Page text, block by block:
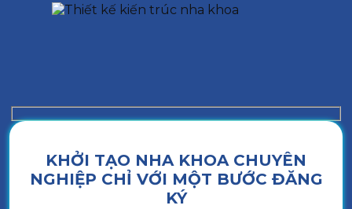
KHỞI TẠO NHA KHOA CHUYÊN
NGHIỆP CHỈ VỚI MỘT BƯỚC ĐĂNG
KÝ